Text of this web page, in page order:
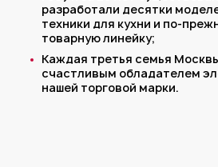
разработали десятки
техники для кухни и по-
товарную линейку;
Каждая третья семья
счастливым обладателем
нашей торговой марки.